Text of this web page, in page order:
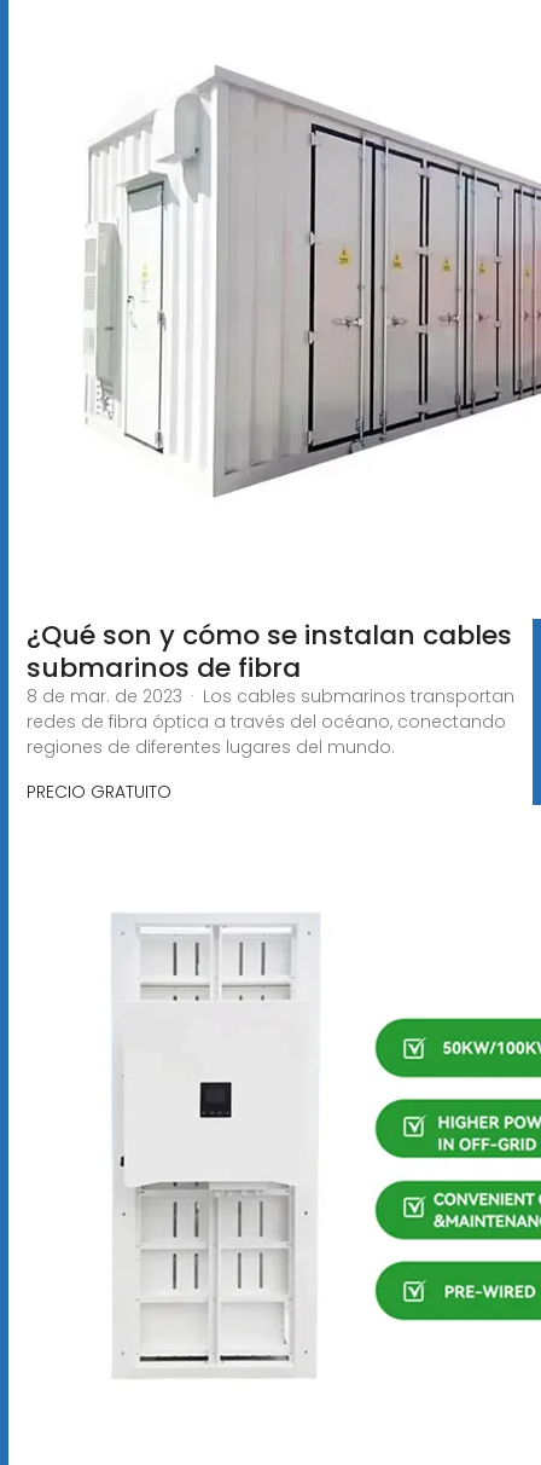
¿Qué son y cómo se instalan cables
submarinos de fibra
8 de mar. de 2023 · Los cables submarinos transportan
redes de fibra óptica a través del océano, conectando
regiones de diferentes lugares del mundo.
PRECIO GRATUITO